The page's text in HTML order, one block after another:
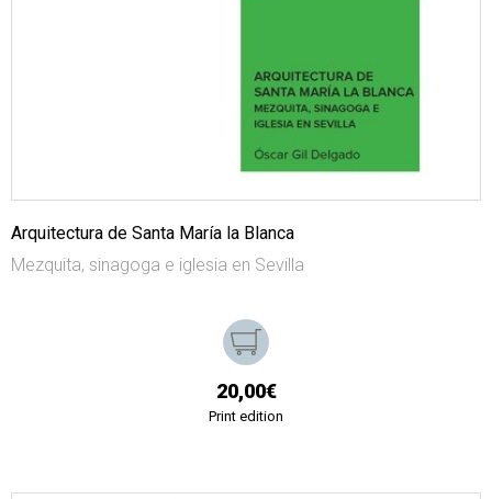
Arquitectura de Santa María la Blanca
Mezquita, sinagoga e iglesia en Sevilla
20,00€
Print edition